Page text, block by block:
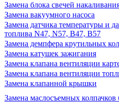
Замена блока свечей
Замена вакуумного насоса
Замена датчика температуры и
топлива N47, N57, B47, B57
Замена демпфера крутильных
Замена катушек зажигания
Замена клапана вентиляции
Замена клапана вентиляции
Замена клапанной крышки
Замена маслосъемных колпачков